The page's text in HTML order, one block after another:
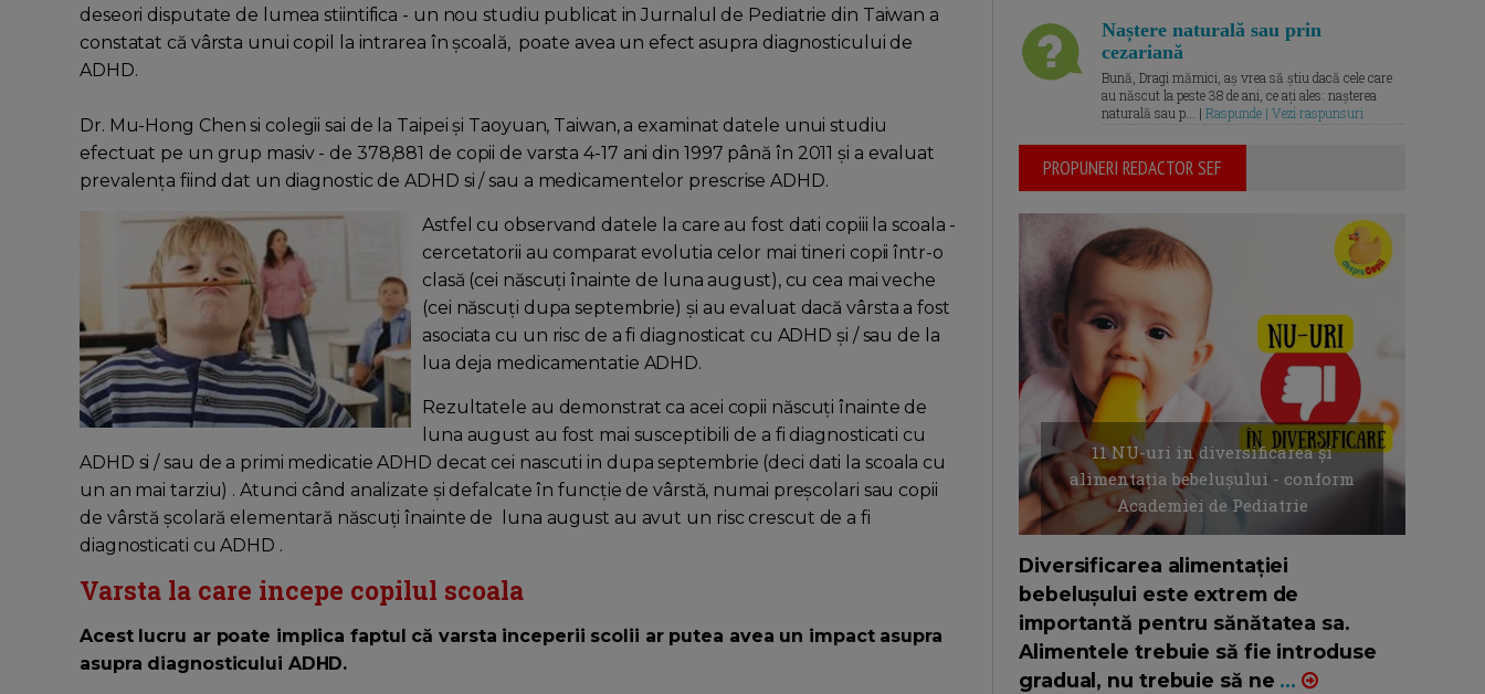
deseori disputate de lumea stiintifica - un nou studiu publicat in Jurnalul de Pediatrie din Taiwan a
constatat că vârsta unui copil la intrarea în școală, poate avea un efect asupra diagnosticului de
ADHD.
Dr. Mu-Hong Chen si colegii sai de la Taipei și Taoyuan, Taiwan, a examinat datele unui studiu
efectuat pe un grup masiv - de 378,881 de copii de varsta 4-17 ani din 1997 până în 2011 și a evaluat
prevalența fiind dat un diagnostic de ADHD si / sau a medicamentelor prescrise ADHD.
Astfel cu observand datele la care au fost dati copiii la scoala -
cercetatorii au comparat evolutia celor mai tineri copii într-o
clasă (cei născuți înainte de luna august), cu cea mai veche
(cei născuți dupa septembrie) și au evaluat dacă vârsta a fost
asociata cu un risc de a fi diagnosticat cu ADHD și / sau de la
lua deja medicamentatie ADHD.
Rezultatele au demonstrat ca acei copii născuți înainte de
luna august au fost mai susceptibili de a fi diagnosticati cu
ADHD si / sau de a primi medicatie ADHD decat cei nascuti in dupa septembrie (deci dati la scoala cu
un an mai tarziu) . Atunci când analizate și defalcate în funcție de vârstă, numai preșcolari sau copii
de vârstă școlară elementară născuți înainte de luna august au avut un risc crescut de a fi
diagnosticati cu ADHD .
Varsta la care incepe copilul scoala
Acest lucru ar poate implica faptul că varsta inceperii scolii ar putea avea un impact asupra
asupra diagnosticului ADHD.
Naștere naturală sau prin
cezariană
Bună, Dragi mămici, aș vrea să știu dacă cele care
au născut la peste 38 de ani, ce ați ales: nașterea
naturală sau p... | Raspunde | Vezi raspunsuri
PROPUNERI REDACTOR SEF
11 NU-uri in diversificarea și
alimentația bebelușului - conform
Academiei de Pediatrie
Diversificarea alimentației
bebelușului este extrem de
importantă pentru sănătatea sa.
Alimentele trebuie să fie introduse
gradual, nu trebuie să ne ...